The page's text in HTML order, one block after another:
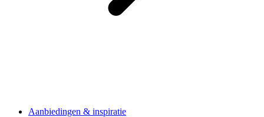
Aanbiedingen & inspiratie